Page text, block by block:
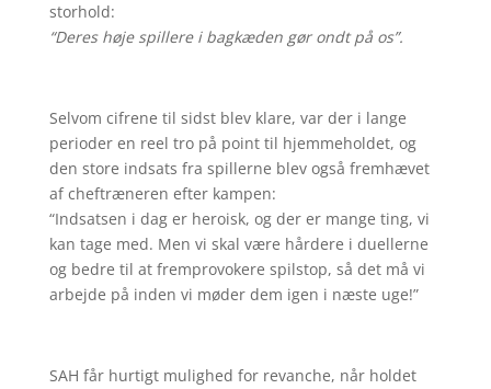
storhold:
“Deres høje spillere i bagkæden gør ondt på os”.
Selvom cifrene til sidst blev klare, var der i lange
perioder en reel tro på point til hjemmeholdet, og
den store indsats fra spillerne blev også fremhævet
af cheftræneren efter kampen:
“Indsatsen i dag er heroisk, og der er mange ting, vi
kan tage med. Men vi skal være hårdere i duellerne
og bedre til at fremprovokere spilstop, så det må vi
arbejde på inden vi møder dem igen i næste uge!”
SAH får hurtigt mulighed for revanche, når holdet